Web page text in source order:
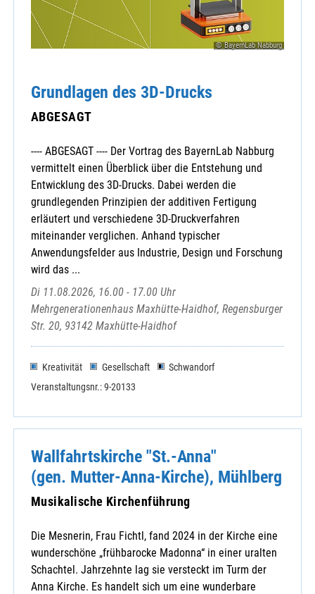
© BayernLab Nabburg
Grundlagen des 3D-Drucks
ABGESAGT
---- ABGESAGT ---- Der Vortrag des BayernLab Nabburg
vermittelt einen Überblick über die Entstehung und
Entwicklung des 3D-Drucks. Dabei werden die
grundlegenden Prinzipien der additiven Fertigung
erläutert und verschiedene 3D-Druckverfahren
miteinander verglichen. Anhand typischer
Anwendungsfelder aus Industrie, Design und Forschung
wird das ...
Di 11.08.2026, 16.00 - 17.00 Uhr
Mehrgenerationenhaus Maxhütte-Haidhof, Regensburger
Str. 20, 93142 Maxhütte-Haidhof
Kreativität Gesellschaft
Schwandorf
Veranstaltungsnr.: 9-20133
Wallfahrtskirche "St.-Anna"
(gen. Mutter-Anna-Kirche), Mühlberg
Musikalische Kirchenführung
Die Mesnerin, Frau Fichtl, fand 2024 in der Kirche eine
wunderschöne „frühbarocke Madonna“ in einer uralten
Schachtel. Jahrzehnte lag sie versteckt im Turm der
Anna Kirche. Es handelt sich um eine wunderbare